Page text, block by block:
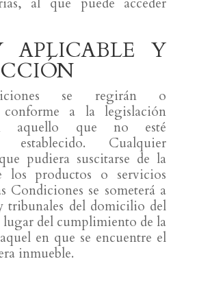
APLICABLE Y
se regirán o
conforme a la legislación
aquello que no esté
establecido. Cualquier
pudiera suscitarse de la
los productos o servicios
Condiciones se someterá a
tribunales del domicilio del
del cumplimiento de la
en que se encuentre el
inmueble.